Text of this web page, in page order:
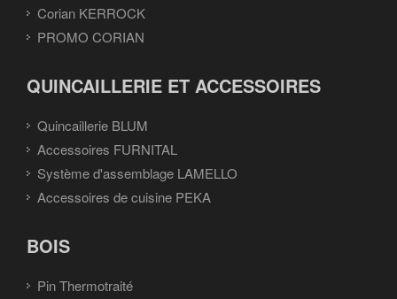
Corian KERROCK
PROMO CORIAN
QUINCAILLERIE ET ACCESSOIRES
Quincaillerie BLUM
Accessoires FURNITAL
Système d'assemblage LAMELLO
Accessoires de cuisine PEKA
BOIS
Pin Thermotraité